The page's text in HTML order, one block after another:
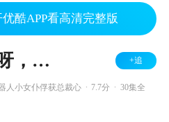
酷APP看高清完整版
你好呀，我的橘子恋人 +追
人小女仆俘获总裁心 7.7分 30集全